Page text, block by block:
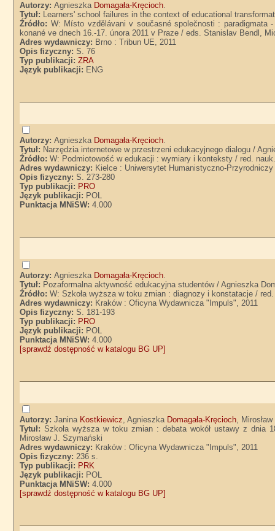
Autorzy:Agnieszka Domagała-Kręcioch.
Tytuł: Learners' school failures in the context of educational
Źródło: W: Místo vzdělávani v současné společnosti : paradigmata
konané ve dnech 16.-17. února 2011 v Praze / eds. Stanislav Bendl,
Adres wydawniczy: Brno : Tribun UE, 2011
Opis fizyczny:S. 76
Typ publikacji:ZRA
Język publikacji: ENG
Autorzy:Agnieszka Domagała-Kręcioch.
Tytuł: Narzędzia internetowe w przestrzeni edukacyjnego dialogu /
Źródło:W: Podmiotowość w edukacji : wymiary i konteksty / red.
Adres wydawniczy: Kielce : Uniwersytet Humanistyczno-
Opis fizyczny:S. 273-280
Typ publikacji: PRO
Język publikacji: POL
Punktacja MNiSW:4.000
Autorzy:Agnieszka Domagała-Kręcioch.
Tytuł: Pozaformalna aktywność edukacyjna studentów / Agnieszka
Źródło:W: Szkoła wyższa w toku zmian : diagnozy i konstatacje /
Adres wydawniczy: Kraków : Oficyna Wydawnicza "Impuls", 2011
Opis fizyczny:S. 181-193
Typ publikacji: PRO
Język publikacji: POL
Punktacja MNiSW:4.000
[sprawdź dostępność w katalogu BG UP]
Autorzy:Janina Kostkiewicz, Agnieszka Domagała-Kręcioch,
Tytuł:Szkoła wyższa w toku zmian : debata wokół ustawy z dnia
Mirosław J. Szymański
Adres wydawniczy: Kraków : Oficyna Wydawnicza "Impuls", 2011
Opis fizyczny:236 s.
Typ publikacji: PRK
Język publikacji: POL
Punktacja MNiSW:4.000
[sprawdź dostępność w katalogu BG UP]